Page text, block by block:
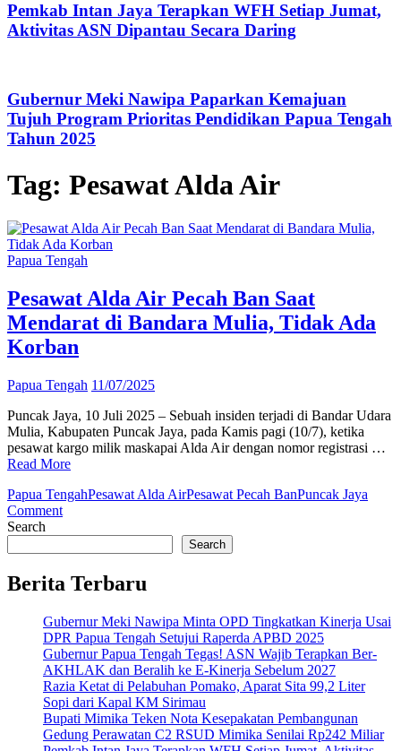
Pemkab Intan Jaya Terapkan WFH Setiap Jumat,
Aktivitas ASN Dipantau Secara Daring
Gubernur Meki Nawipa Paparkan Kemajuan
Tujuh Program Prioritas Pendidikan Papua Tengah
Tahun 2025
Tag: Pesawat Alda Air
Papua Tengah
Pesawat Alda Air Pecah Ban Saat
Mendarat di Bandara Mulia, Tidak Ada
Korban
Papua Tengah 11/07/2025
Puncak Jaya, 10 Juli 2025 – Sebuah insiden terjadi di Bandar Udara
Mulia, Kabupaten Puncak Jaya, pada Kamis pagi (10/7), ketika
pesawat kargo milik maskapai Alda Air dengan nomor registrasi …
Read More
Papua TengahPesawat Alda AirPesawat Pecah BanPuncak Jaya
Commenton
Air
Pecah
Ban
Mendarat
di
Bandara
Mulia,
Tidak
Ada
Korban
Search
Search
Berita Terbaru
Gubernur Meki Nawipa Minta OPD Tingkatkan Kinerja Usai
DPR Papua Tengah Setujui Raperda APBD 2025
Gubernur Papua Tengah Tegas! ASN Wajib Terapkan Ber-
AKHLAK dan Beralih ke E-Kinerja Sebelum 2027
Razia Ketat di Pelabuhan Pomako, Aparat Sita 99,2 Liter
Sopi dari Kapal KM Sirimau
Bupati Mimika Teken Nota Kesepakatan Pembangunan
Gedung Perawatan C2 RSUD Mimika Senilai Rp242 Miliar